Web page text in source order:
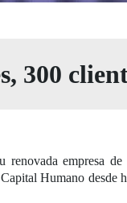
300
renovada empresa
Humano desde